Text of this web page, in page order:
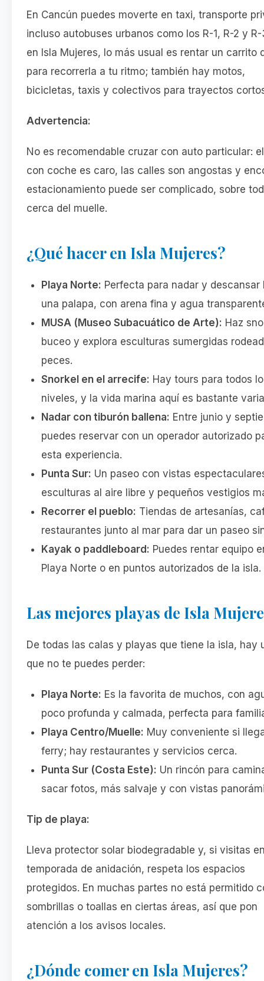
En Cancún puedes moverte en taxi, transporte
incluso autobuses urbanos como los R-1, R-2 y R-
en Isla Mujeres, lo más usual es rentar un carrito
para recorrerla a tu ritmo; también hay motos,
bicicletas, taxis y colectivos para trayectos
Advertencia:
No es recomendable cruzar con auto particular:
con coche es caro, las calles son angostas y
estacionamiento puede ser complicado, sobre
cerca del muelle.
¿Qué hacer en Isla Mujeres?
Playa Norte: Perfecta para nadar y descansar
una palapa, con arena fina y agua
MUSA (Museo Subacuático de Arte): Haz
buceo y explora esculturas sumergidas
peces.
Snorkel en el arrecife: Hay tours para todos
niveles, y la vida marina aquí es bastante
Nadar con tiburón ballena: Entre junio y
puedes reservar con un operador autorizado
esta experiencia.
Punta Sur: Un paseo con vistas
esculturas al aire libre y pequeños vestigios
Recorrer el pueblo: Tiendas de artesanías,
restaurantes junto al mar para dar un paseo
Kayak o paddleboard: Puedes rentar equipo
Playa Norte o en puntos autorizados de la isla.
Las mejores playas de Isla
De todas las calas y playas que tiene la isla, hay
que no te puedes perder:
Playa Norte: Es la favorita de muchos, con
poco profunda y calmada, perfecta para
Playa Centro/Muelle: Muy conveniente si
ferry; hay restaurantes y servicios cerca.
Punta Sur (Costa Este): Un rincón para
sacar fotos, más salvaje y con vistas
Tip de playa:
Lleva protector solar biodegradable y, si visitas
temporada de anidación, respeta los espacios
protegidos. En muchas partes no está permitido
sombrillas o toallas en ciertas áreas, así que pon
atención a los avisos locales.
¿Dónde comer en Isla Mujeres?